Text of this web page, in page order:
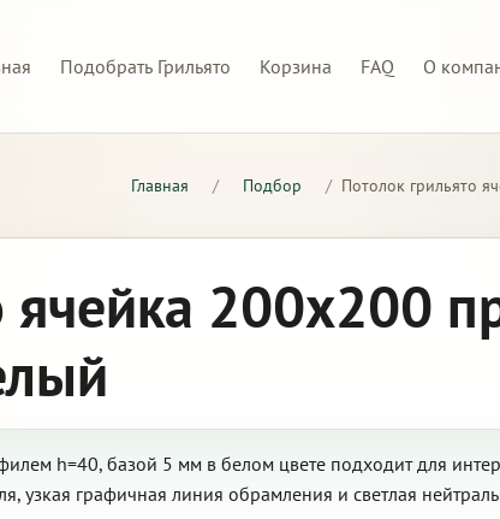
Подобрать Грильято Корзина FAQ О
Главная / Подбор / Потолок грильято
ячейка 200х200
h=40, базой 5 мм в белом цвете подходит для
узкая графичная линия обрамления и светлая